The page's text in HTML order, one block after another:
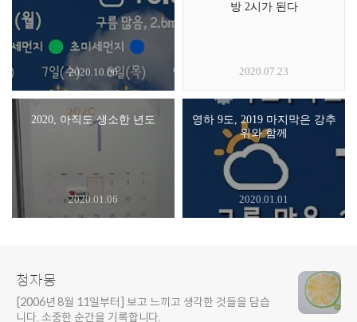
2020.10.06
방 2시가 된다
2020.07.23
2020, 아직도 생소한 년도
2020.01.06
영하 9도, 2019 마지막은 강추
위와 함께
2020.01.01
청자몽
[2006년 8월 11일부터] 보고 느끼고 생각한 것들을 담습
니다. 소중한 순간을 기록합니다.